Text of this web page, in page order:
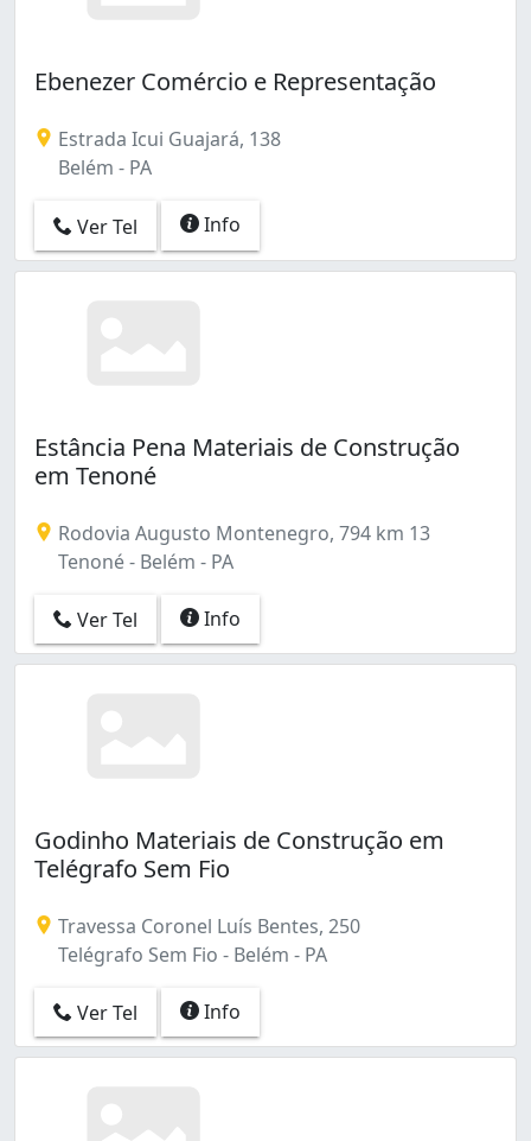
Ebenezer Comércio e Representação
Estrada Icui Guajará, 138
Belém - PA
Ver Tel Info
Estância Pena Materiais de Construção
em Tenoné
Rodovia Augusto Montenegro, 794 km 13
Tenoné - Belém - PA
Ver Tel Info
Godinho Materiais de Construção em
Telégrafo Sem Fio
Travessa Coronel Luís Bentes, 250
Telégrafo Sem Fio - Belém - PA
Ver Tel Info